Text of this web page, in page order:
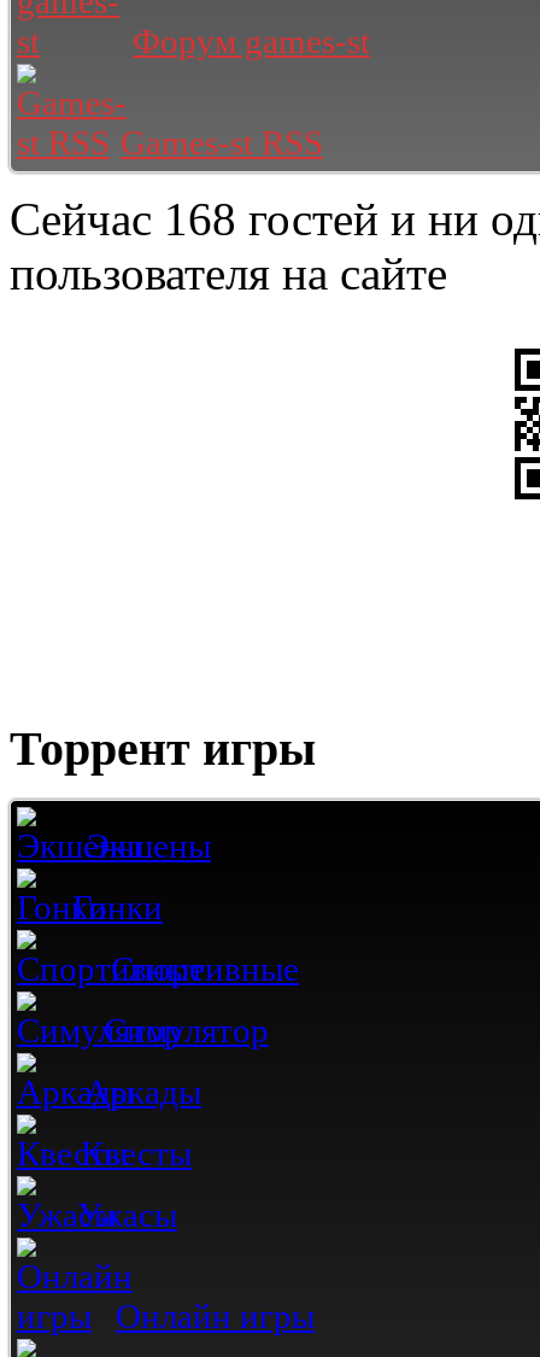
Форум games-st
Games-st RSS
Сейчас 168 гостей и ни
пользователя на сайте
Торрент игры
Экшены
Гонки
Спортивные
Симулятор
Аркады
Квесты
Ужасы
Онлайн игры